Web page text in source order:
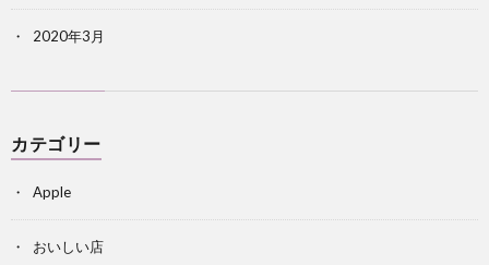
2020年3月
カテゴリー
Apple
おいしい店